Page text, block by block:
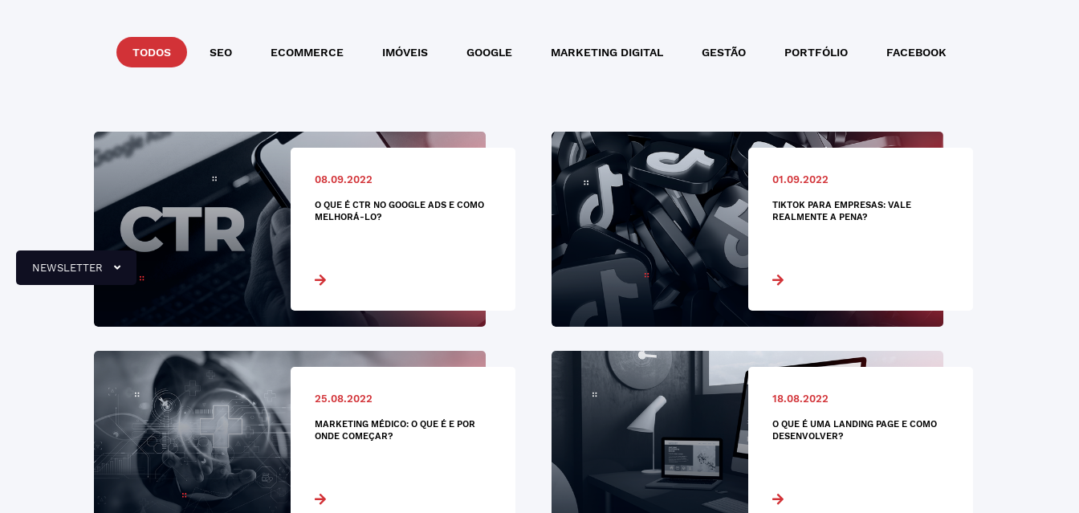
NEWSLETTER
TODOS SEO ECOMMERCE IMÓVEIS GOOGLE MARKETING DIGITAL GESTÃO PORTFÓLIO FACEBOOK
08.09.2022
O QUE É CTR NO GOOGLE ADS E COMO
MELHORÁ-LO?
01.09.2022
TIKTOK PARA EMPRESAS: VALE
REALMENTE A PENA?
25.08.2022
MARKETING MÉDICO: O QUE É E POR
ONDE COMEÇAR?
18.08.2022
O QUE É UMA LANDING PAGE E COMO
DESENVOLVER?